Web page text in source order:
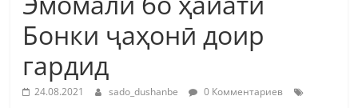
Бонки ҷаҳонӣ доир
гардид
24.08.2021 sado_dushanbe
0 Комментариев